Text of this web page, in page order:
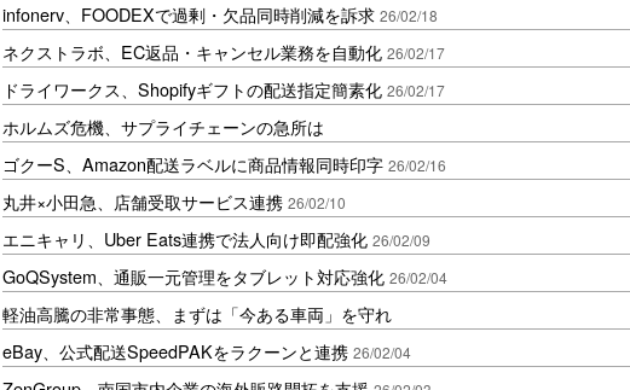
infonerv、FOODEXで過剰・欠品同時削減を訴求 26/02/18
ネクストラボ、EC返品・キャンセル業務を自動化 26/02/17
ドライワークス、Shopifyギフトの配送指定簡素化 26/02/17
ホルムズ危機、サプライチェーンの急所は
ゴクーS、Amazon配送ラベルに商品情報同時印字 26/02/16
丸井×小田急、店舗受取サービス連携 26/02/10
エニキャリ、Uber Eats連携で法人向け即配強化 26/02/09
GoQSystem、通販一元管理をタブレット対応強化 26/02/04
軽油高騰の非常事態、まずは「今ある車両」を守れ
eBay、公式配送SpeedPAKをラクーンと連携 26/02/04